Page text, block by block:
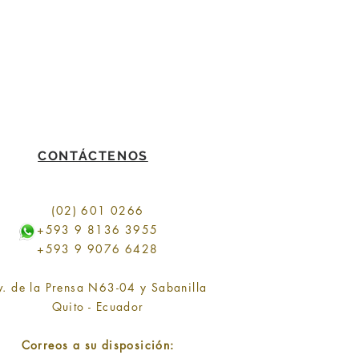
CONTÁCTENOS
(02) 601 0266
+593 9 8136 3955
+593 9 9076 6428
de la Prensa N63-04 y Sabanilla
Quito - Ecuador
Correos a su disposición: